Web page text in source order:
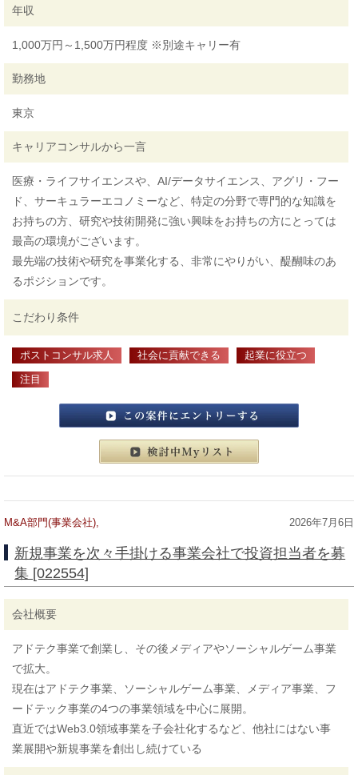
年収
1,000万円～1,500万円程度 ※別途キャリー有
勤務地
東京
キャリアコンサルから一言
医療・ライフサイエンスや、AI/データサイエンス、アグリ・フー
ド、サーキュラーエコノミーなど、特定の分野で専門的な知識を
お持ちの方、研究や技術開発に強い興味をお持ちの方にとっては
最高の環境がございます。
最先端の技術や研究を事業化する、非常にやりがい、醍醐味のあ
るポジションです。
こだわり条件
ポストコンサル求人 社会に貢献できる 起業に役立つ
注目
この案件にエントリーする
検討中マイリスト
M&A部門(事業会社), 2026年7月6日
新規事業を次々手掛ける事業会社で投資担当者を募
集 [022554]
会社概要
アドテク事業で創業し、その後メディアやソーシャルゲーム事業
で拡大。
現在はアドテク事業、ソーシャルゲーム事業、メディア事業、フ
ードテック事業の4つの事業領域を中心に展開。
直近ではWeb3.0領域事業を子会社化するなど、他社にはない事
業展開や新規事業を創出し続けている